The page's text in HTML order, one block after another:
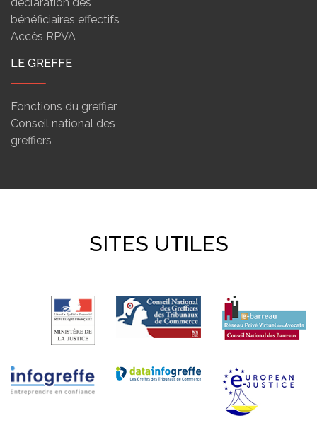
bénéficiaires effectifs
Accès RPVA
LE GREFFE
Fonctions du greffier
Conseil national des
greffiers
SITES UTILES